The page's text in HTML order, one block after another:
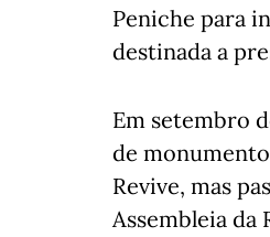
Peniche para
destinada a
Em setembro
de
Revive, mas
Assembleia da